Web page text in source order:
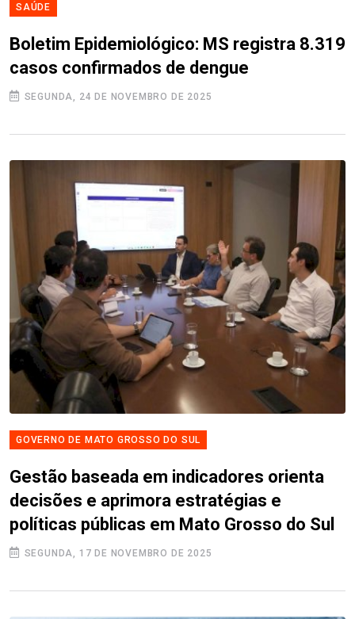
SAÚDE
Boletim Epidemiológico: MS registra 8.319
casos confirmados de dengue
SEGUNDA, 24 DE NOVEMBRO DE 2025
GOVERNO DE MATO GROSSO DO SUL
Gestão baseada em indicadores orienta
decisões e aprimora estratégias e
políticas públicas em Mato Grosso do Sul
SEGUNDA, 17 DE NOVEMBRO DE 2025